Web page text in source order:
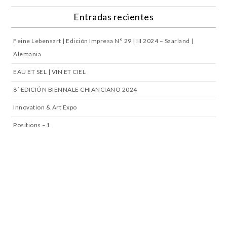
Entradas recientes
Feine Lebensart | Edición Impresa N° 29 | III 2024 – Saarland |
Alemania
EAU ET SEL | VIN ET CIEL
8ª EDICIÓN BIENNALE CHIANCIANO 2024
Innovation & Art Expo
Positions –1